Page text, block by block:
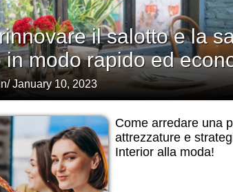
il salotto e la
in modo rapido ed
/January 10, 2023
Come arredare una
attrezzature e
Interior alla moda!